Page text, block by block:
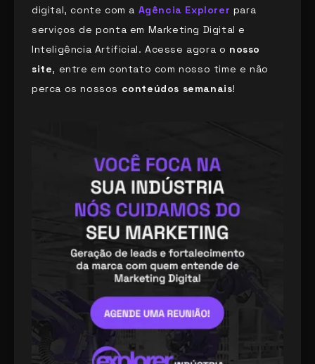
digital, conte com a Agência Explorer para
serviços de ponta em Marketing Digital e
Inteligência Artificial. Acesse agora o nosso
site, entre em contato com nosso time e não
perca os nossos conteúdos semanais!